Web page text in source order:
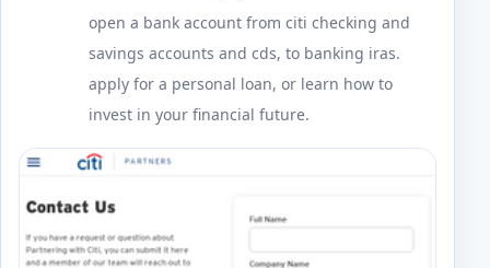
open a bank account from citi checking and
savings accounts and cds, to banking iras.
apply for a personal loan, or learn how to
invest in your financial future.